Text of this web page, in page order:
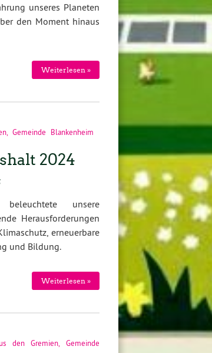
unseres Planeten
den Moment hinaus
Weiterlesen »
, Gemeinde Blankenheim
2024
unsere
Herausforderungen
erneuerbare
und Bildung.
Weiterlesen »
den Gremien,Gemeinde